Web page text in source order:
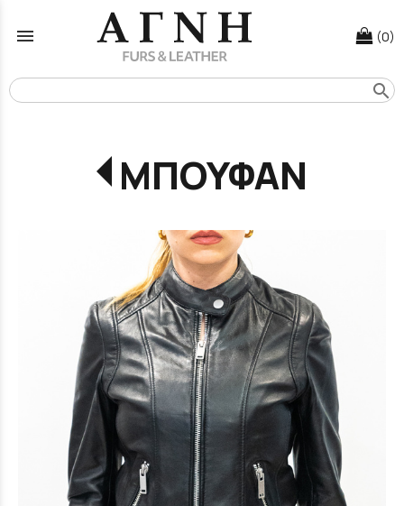
menu (0)
search
ΜΠΟΥΦΑΝ